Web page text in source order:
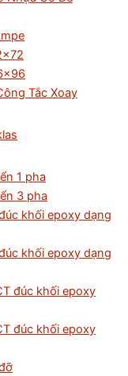
Tắc Xoay
1 pha
3 pha
khối epoxy dạng
khối epoxy dạng
đúc khối epoxy
đúc khối epoxy